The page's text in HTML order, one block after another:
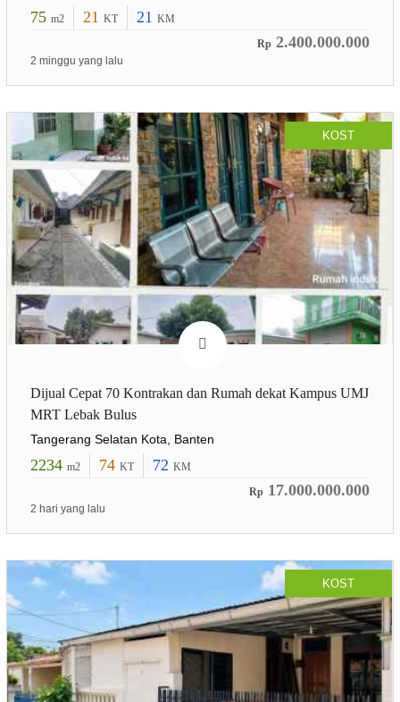
75 m2 21 KT 21 KM
Rp 2.400.000.000
2 minggu yang lalu
KOST
Dijual Cepat 70 Kontrakan dan Rumah dekat Kampus UMJ
MRT Lebak Bulus
Tangerang Selatan Kota, Banten
2234 m2 74 KT 72 KM
Rp 17.000.000.000
2 hari yang lalu
KOST